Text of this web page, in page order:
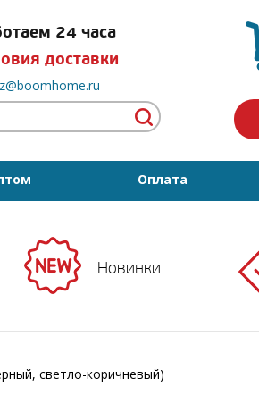
24 часа
доставки
Оплата
Новинки
светло-коричневый)